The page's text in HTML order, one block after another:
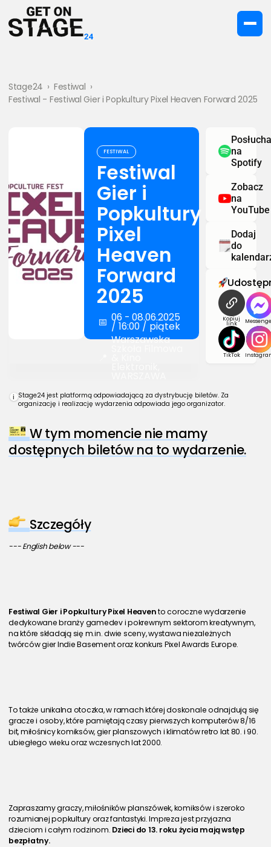
Stage24 › Festiwal ›
Festiwal - Festiwal Gier i Popkultury Pixel Heaven Forward 2025
FESTIWAL
Festiwal
Gier i
Popkultury
Pixel
Heaven
Forward
2025
📅 06 - 08.06.2025
/ 16:00 / piątek
Warszawska
na
Spotify
Zobacz
na
YouTube
Dodaj
do
Kopiuj
link
TikTok
i Stage24 jest platformą odpowiadającą za dystrybucję biletów. Za
organizację i realizację wydarzenia odpowiada jego organizator.
W tym momencie nie mamy
dostępnych biletów na to wydarzenie.
Szczegóły
--- English below ---
Festiwal Gier i Popkultury Pixel Heaven to coroczne wydarzenie
dedykowane branży gamedev i pokrewnym sektorom kreatywnym,
na które składają się m.in. dwie sceny, wystawa niezależnych
twórców gier Indie Basement oraz konkurs Pixel Awards Europe.
To także unikalna otoczka, w ramach której doskonale odnajdują się
gracze i osoby, które pamiętają czasy pierwszych komputerów 8/16
bit, miłośnicy komiksów, gier planszowych i klimatów retro lat 80. i 90.
ubiegłego wieku oraz wczesnych lat 2000.
Zapraszamy graczy, miłośników planszówek, komiksów i szeroko
rozumianej popkultury oraz fantastyki. Impreza jest przyjazna
dzieciom i całym rodzinom. Dzieci do 13. roku życia mają wstęp
bezpłatny.